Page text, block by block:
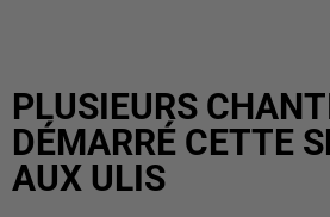
PLUSIEURS
DÉMARRÉ CETTE
AUX ULIS